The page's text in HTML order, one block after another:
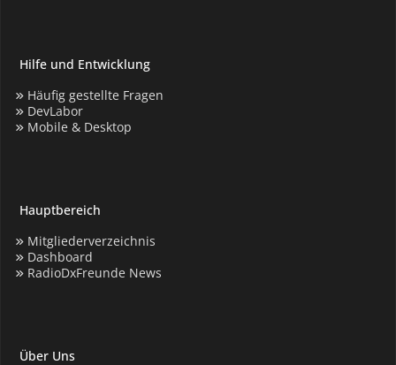
Hilfe und Entwicklung
Häufig gestellte Fragen
DevLabor
Mobile & Desktop
Hauptbereich
Mitgliederverzeichnis
Dashboard
RadioDxFreunde News
Über Uns